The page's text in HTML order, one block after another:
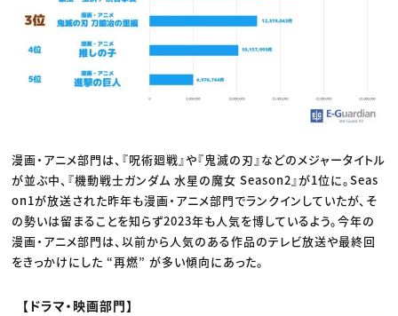
漫画・アニメ部門は、『呪術廻戦』や『鬼滅の刃』などのメジャータイトル
が並ぶ中、『機動戦士ガンダム 水星の魔女 Season2』が1位に。Seas
on1が放送された昨年も漫画・アニメ部門でランクインしていたが、そ
の勢いは留まることを知らず2023年も人気を博しているよう。今年の
漫画・アニメ部門は、以前から人気のある作品のテレビ放送や最終回
をきっかけにした “再燃” が多い傾向にあった。
【ドラマ・映画部門】